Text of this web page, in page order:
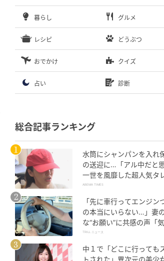
暮らし グルメ
レシピ どうぶつ
おでかけ クイズ
占い 診断
総合記事ランキング
水筒にシャンパンを入れ
の送迎に…「アル中だと思
一世を風靡した超人気タ
ト、酒漬けだった日々を
ABEMA TIMES
「先に車行ってエンジン
の本当にいらない…」妻
な“お願い”に共感の声「
ないんですよね…」
TRILL ニュース
中１で「どこに行っても
トされた」異次元の美少